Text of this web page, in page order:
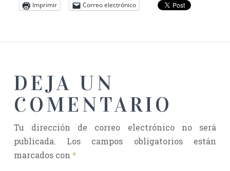
Imprimir Correo electrónico
DEJA UN
COMENTARIO
Tu dirección de correo electrónico no será
publicada.
Los campos obligatorios están
marcados con *